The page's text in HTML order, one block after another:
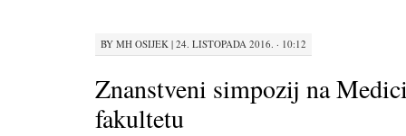
BY MH OSIJEK | 24. LISTOPADA 2016. · 10:12
Znanstveni simpozij na
fakultetu